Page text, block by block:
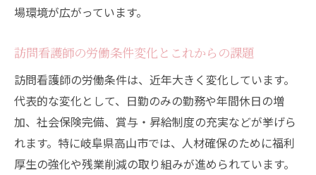
場環境が広がっています。
訪問看護師の労働条件変化とこれからの課題
訪問看護師の労働条件は、近年大きく変化しています。
代表的な変化として、日勤のみの勤務や年間休日の増
加、社会保険完備、賞与・昇給制度の充実などが挙げら
れます。特に岐阜県高山市では、人材確保のために福利
厚生の強化や残業削減の取り組みが進められています。